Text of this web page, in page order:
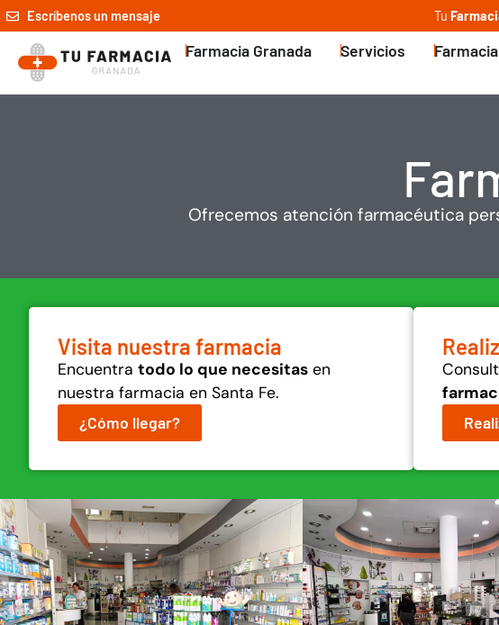
Escríbenos un mensaje Tu
Farmacia Granada Servicios
Ofrecemos atención farmacéutica
Visita nuestra farmacia
Encuentra todo lo que necesitas en
nuestra farmacia en Santa Fe.
¿Cómo llegar?